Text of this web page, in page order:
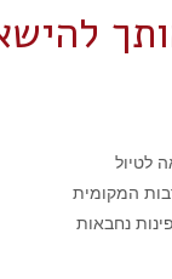
לטיול
המקומית
נחבאות